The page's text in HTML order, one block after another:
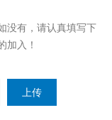
没有，请认真填写下
加入！